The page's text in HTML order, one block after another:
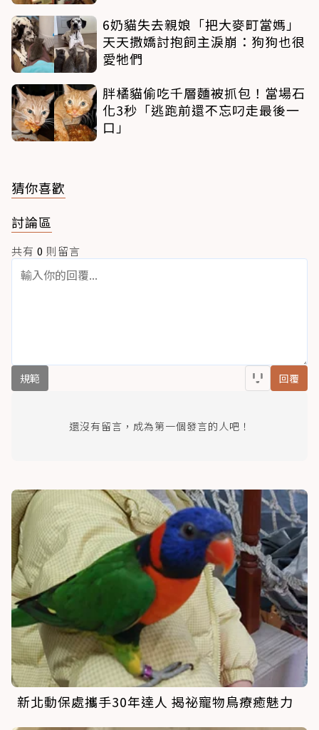
6奶貓失去親娘「把大麥町當媽」
天天撒嬌討抱飼主淚崩：狗狗也很
愛牠們
胖橘貓偷吃千層麵被抓包！當場石
化3秒「逃跑前還不忘叼走最後一
口」
猜你喜歡
討論區
共有 0 則留言
規範 回覆
還沒有留言，成為第一個發言的人吧！
新北動保處攜手30年達人 揭祕寵物鳥療癒魅力